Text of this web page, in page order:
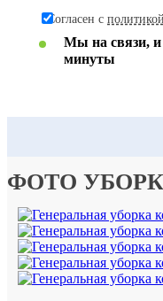
Согласен с
Мы на связи,
минуты
ФОТО